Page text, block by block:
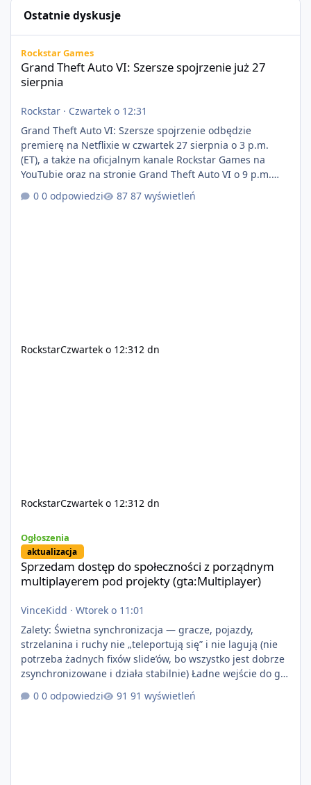
Ostatnie dyskusje
Rockstar Games
Grand Theft Auto VI: Szersze spojrzenie już 27
sierpnia
Rockstar · Czwartek o 12:31
Grand Theft Auto VI: Szersze spojrzenie odbędzie
premierę na Netflixie w czwartek 27 sierpnia o 3 p.m.
(ET), a także na oficjalnym kanale Rockstar Games na
YouTubie oraz na stronie Grand Theft Auto VI o 9 p.m.
(ET) 27 sierpnia. https://netflix.com/GTAVI Grand Theft
Auto VI będzie dostępne 19 listopada na PlayStation 5
0 odpowiedzi 87 wyświetleń
RockstarCzwartek o 12:312 dn
RockstarCzwartek o 12:312 dn
Ogłoszenia
aktualizacja
Sprzedam dostęp do społeczności z porządnym
multiplayerem pod projekty (gta:Multiplayer)
VinceKidd · Wtorek o 11:01
Zalety: Świetna synchronizacja — gracze, pojazdy,
strzelanina i ruchy nie „teleportują się” i nie lagują (nie
potrzeba żadnych fixów slide’ów, bo wszystko jest dobrze
zsynchronizowane i działa stabilnie) Ładne wejście do gry
+ solidny antycheat na poziomie multiplayera Wygodne
pisanie własnych modów i skryptów (wsparcie C# / JS /
0 odpowiedzi 91 wyświetleń